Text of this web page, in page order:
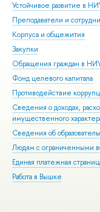
Устойчивое развитие в
Преподаватели и
Корпуса и общежития
Закупки
Обращения граждан в
Фонд целевого капитала
Противодействие
Сведения о доходах,
имущественного
Сведения об
Людям с ограниченными
Единая платежная
Работа в Вышке